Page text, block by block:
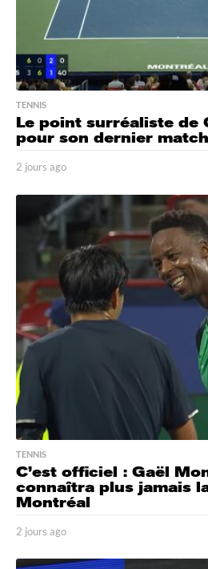
TENNIS
Le point surréaliste de
pour son dernier
2 jours ago
o
u
a
g
TENNIS
C’est officiel : Gaël
connaîtra plus jamais
Montréal
2 jours ago
o